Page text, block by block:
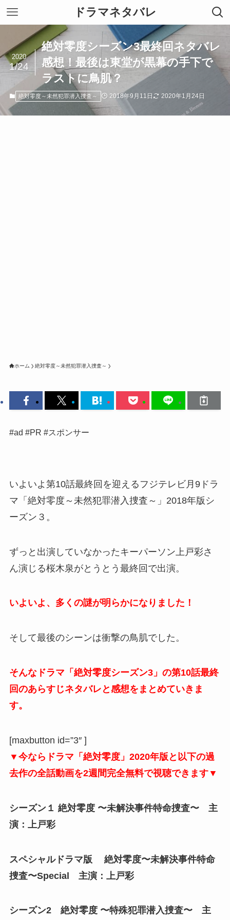
ドラマネタバレ
絶対零度シーズン3最終回ネタバレ
感想！最後は東堂が黒幕の手下で
ラストに鳥肌？
2020
1/24
絶対零度～未然犯罪潜入捜査～ 2018年9月11日 2020年1月24日
ホーム 絶対零度～未然犯罪潜入捜査～
#ad #PR #スポンサー
いよいよ第10話最終回を迎えるフジテレビ月9ドラ
マ「絶対零度～未然犯罪潜入捜査～」2018年版シ
ーズン３。
ずっと出演していなかったキーパーソン上戸彩さ
ん演じる桜木泉がとうとう最終回で出演。
いよいよ、多くの謎が明らかになりました！
そして最後のシーンは衝撃の鳥肌でした。
そんなドラマ「絶対零度シーズン3」の第10話最終
回のあらすじネタバレと感想をまとめていきま
す。
[maxbutton id=”3″ ]
▼今ならドラマ「絶対零度」2020年版と以下の過
去作の全話動画を2週間完全無料で視聴できます▼
シーズン１ 絶対零度 〜未解決事件特命捜査〜 主
演：上戸彩
スペシャルドラマ版 絶対零度〜未解決事件特命
捜査〜Special 主演：上戸彩
シーズン2 絶対零度 〜特殊犯罪潜入捜査〜 主